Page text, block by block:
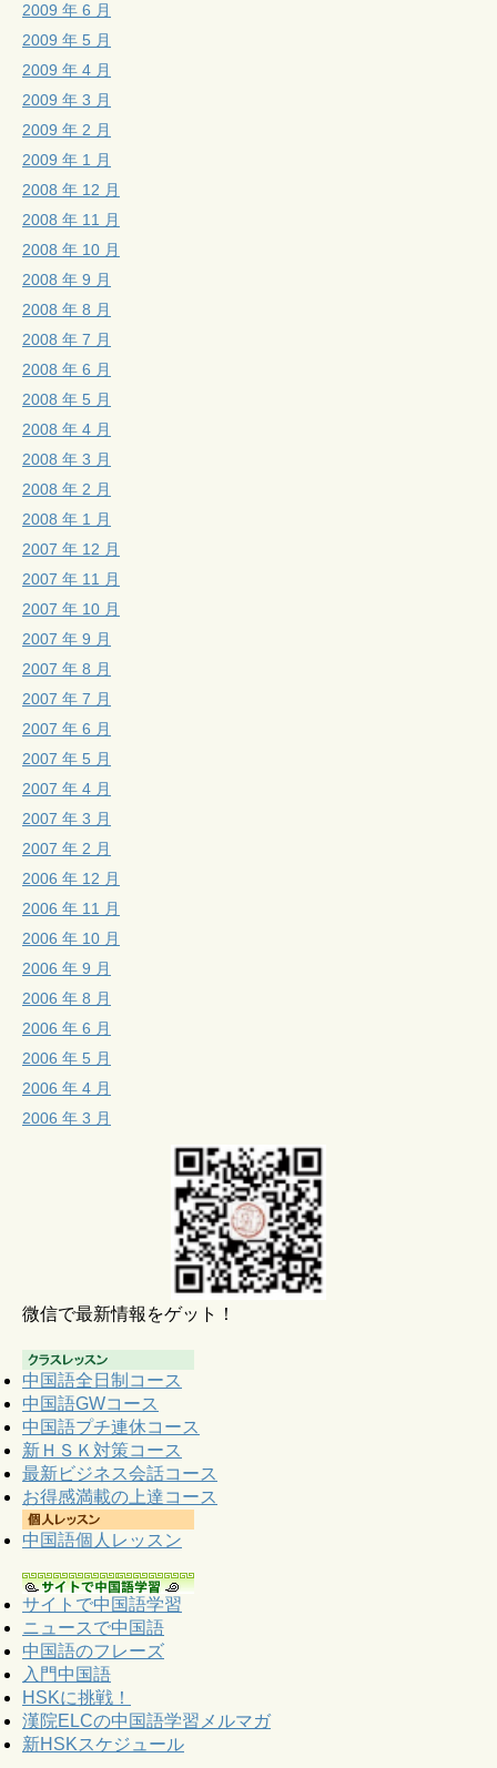
2009 年 6 月
2009 年 5 月
2009 年 4 月
2009 年 3 月
2009 年 2 月
2009 年 1 月
2008 年 12 月
2008 年 11 月
2008 年 10 月
2008 年 9 月
2008 年 8 月
2008 年 7 月
2008 年 6 月
2008 年 5 月
2008 年 4 月
2008 年 3 月
2008 年 2 月
2008 年 1 月
2007 年 12 月
2007 年 11 月
2007 年 10 月
2007 年 9 月
2007 年 8 月
2007 年 7 月
2007 年 6 月
2007 年 5 月
2007 年 4 月
2007 年 3 月
2007 年 2 月
2006 年 12 月
2006 年 11 月
2006 年 10 月
2006 年 9 月
2006 年 8 月
2006 年 6 月
2006 年 5 月
2006 年 4 月
2006 年 3 月
微信で最新情報をゲット！
中国語全日制コース
中国語GWコース
中国語プチ連休コース
新ＨＳＫ対策コース
最新ビジネス会話コース
お得感満載の上達コース
中国語個人レッスン
サイトで中国語学習
ニュースで中国語
中国語のフレーズ
入門中国語
HSKに挑戦！
漢院ELCの中国語学習メルマガ
新HSKスケジュール